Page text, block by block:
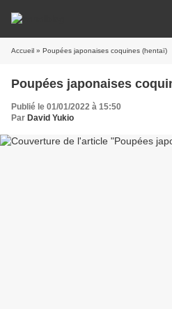
Accueil » Poupées japonaises coquines (hentaï)
Poupées japonaises
Publié le 01/01/2022 à 15:50
Par David Yukio